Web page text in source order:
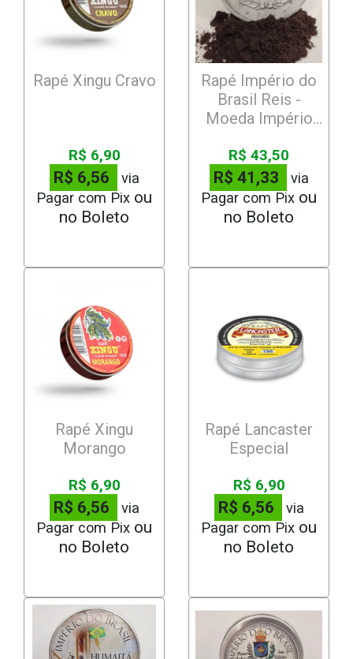
Rapé Xingu Cravo
R$ 6,90
R$ 6,56
via
Pagar com Pix
Rapé Império do
Brasil Reis -
Moeda Império
R$ 43,50
R$ 41,33
via
Pagar com Pix
Rapé Xingu
Morango
R$ 6,90
R$ 6,56
via
Pagar com Pix
Rapé Lancaster
Especial
R$ 6,90
R$ 6,56
via
Pagar com Pix